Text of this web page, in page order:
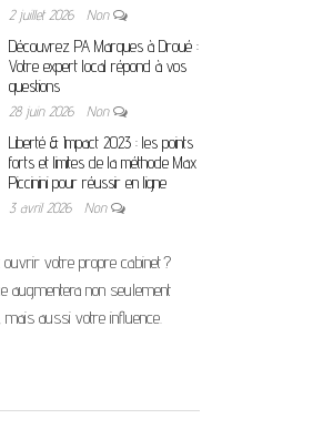
2 juillet 2026 Non
Découvrez PA Marques à Droué :
Votre expert local répond à vos
questions
28 juin 2026 Non
Liberté & Impact 2023 : les points
forts et limites de la méthode Max
Piccinini pour réussir en ligne
3 avril 2026 Non
votre propre cabinet ?
augmentera non seulement
aussi votre influence.